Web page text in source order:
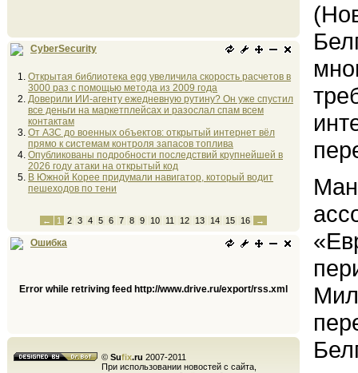
CyberSecurity
Открытая библиотека egg увеличила скорость расчетов в
3000 раз с помощью метода из 2009 года
Доверили ИИ-агенту ежедневную рутину? Он уже спустил
все деньги на маркетплейсах и разослал спам всем
контактам
От АЗС до военных объектов: открытый интернет вёл
прямо к системам контроля запасов топлива
Опубликованы подробности последствий крупнейшей в
2026 году атаки на открытый код
В Южной Корее придумали навигатор, который водит
пешеходов по тени
← 1 2 3 4 5 6 7 8 9 10 11 12 13 14 15 16 →
Ошибка
Error while retriving feed http://www.drive.ru/export/rss.xml
© Sufix.ru 2007-2011
При использовании новостей с сайта,